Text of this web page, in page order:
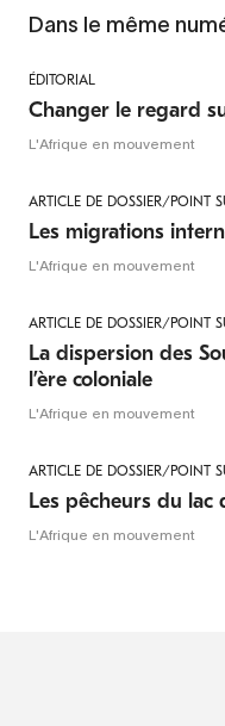
Dans le même
ÉDITORIAL
Changer le regard
L'Afrique en mouvement
ARTICLE DE DOSSIER/POINT
Les migrations
L'Afrique en mouvement
ARTICLE DE DOSSIER/POINT
La dispersion des
l’ère coloniale
L'Afrique en mouvement
ARTICLE DE DOSSIER/POINT
Les pêcheurs du lac
L'Afrique en mouvement